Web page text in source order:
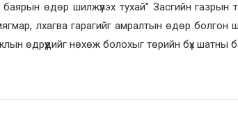
өдөр шилжүүлэх тухай” Засгийн
лхагва гарагийг амралтын өдөр болгон
өдрүүдийг нөхөж болохыг төрийн бүх шатны